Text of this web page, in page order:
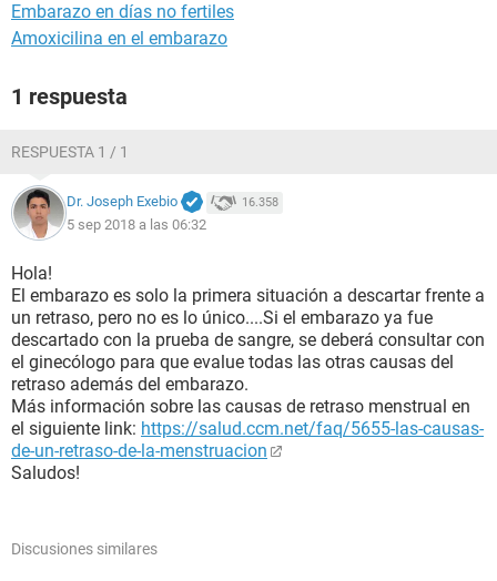
Embarazo en días no fertiles
Amoxicilina en el embarazo
1 respuesta
RESPUESTA 1 / 1
Dr. Joseph Exebio 16.358
5 sep 2018 a las 06:32
Hola!
El embarazo es solo la primera situación a descartar frente a
un retraso, pero no es lo único....Si el embarazo ya fue
descartado con la prueba de sangre, se deberá consultar con
el ginecólogo para que evalue todas las otras causas del
retraso además del embarazo.
Más información sobre las causas de retraso menstrual en
el siguiente link: https://salud.ccm.net/faq/5655-las-causas-
de-un-retraso-de-la-menstruacion
Saludos!
Discusiones similares